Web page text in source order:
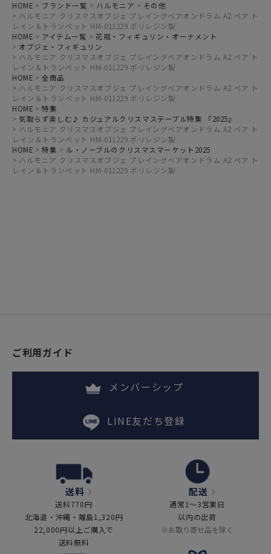
HOME ブランド一覧 ハルモニア
その他
ハルモニア クリスマスオブジェ プレイングベアオンドラム A2 ペア ト
レイン＆トランペット HM-011229 ポリレジン製
HOME
アイテム一覧
花瓶・フィギュリン・オーナメント
オブジェ・フィギュリン
ハルモニア クリスマスオブジェ プレイングベアオンドラム A2 ペア ト
レイン＆トランペット HM-011229 ポリレジン製
HOME
全商品
ハルモニア クリスマスオブジェ プレイングベアオンドラム A2 ペア ト
レイン＆トランペット HM-011229 ポリレジン製
HOME
特集
気取らず楽しむ♪ カジュアルクリスマステーブル特集 『2025』
ハルモニア クリスマスオブジェ プレイングベアオンドラム A2 ペア ト
レイン＆トランペット HM-011229 ポリレジン製
HOME
特集
ル・ノーブルのクリスマスマーケット2025
ハルモニア クリスマスオブジェ プレイングベアオンドラム A2 ペア ト
レイン＆トランペット HM-011229 ポリレジン製
ご利用ガイド
メンバーシップ
LINE友だち登録
送料
送料770円
北海道・沖縄・離島1,320円
22,000円以上ご購入で
送料無料
配送
通常1～3営業日
以内の出荷
※お取り寄せ品を除く